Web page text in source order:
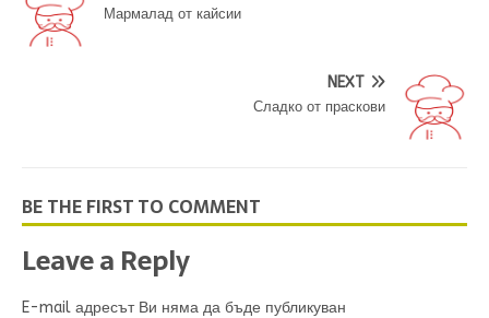
Мармалад от кайсии
NEXT
Сладко от праскови
BE THE FIRST TO COMMENT
Leave a Reply
E-mail адресът Ви няма да бъде публикуван